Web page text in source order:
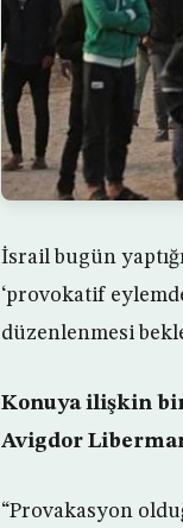
İsrail bugün
‘provokatif
düzenlenmesi
Konuya ilişkin
Avigdor
“Provakasyon